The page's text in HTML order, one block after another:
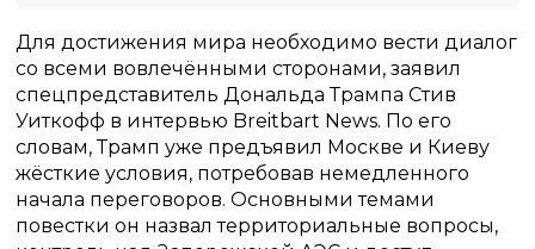
Для достижения мира необходимо вести диалог
со всеми вовлечёнными сторонами, заявил
спецпредставитель Дональда Трампа Стив
Уиткофф в интервью Breitbart News. По его
словам, Трамп уже предъявил Москве и Киеву
жёсткие условия, потребовав немедленного
начала переговоров. Основными темами
повестки он назвал территориальные вопросы,